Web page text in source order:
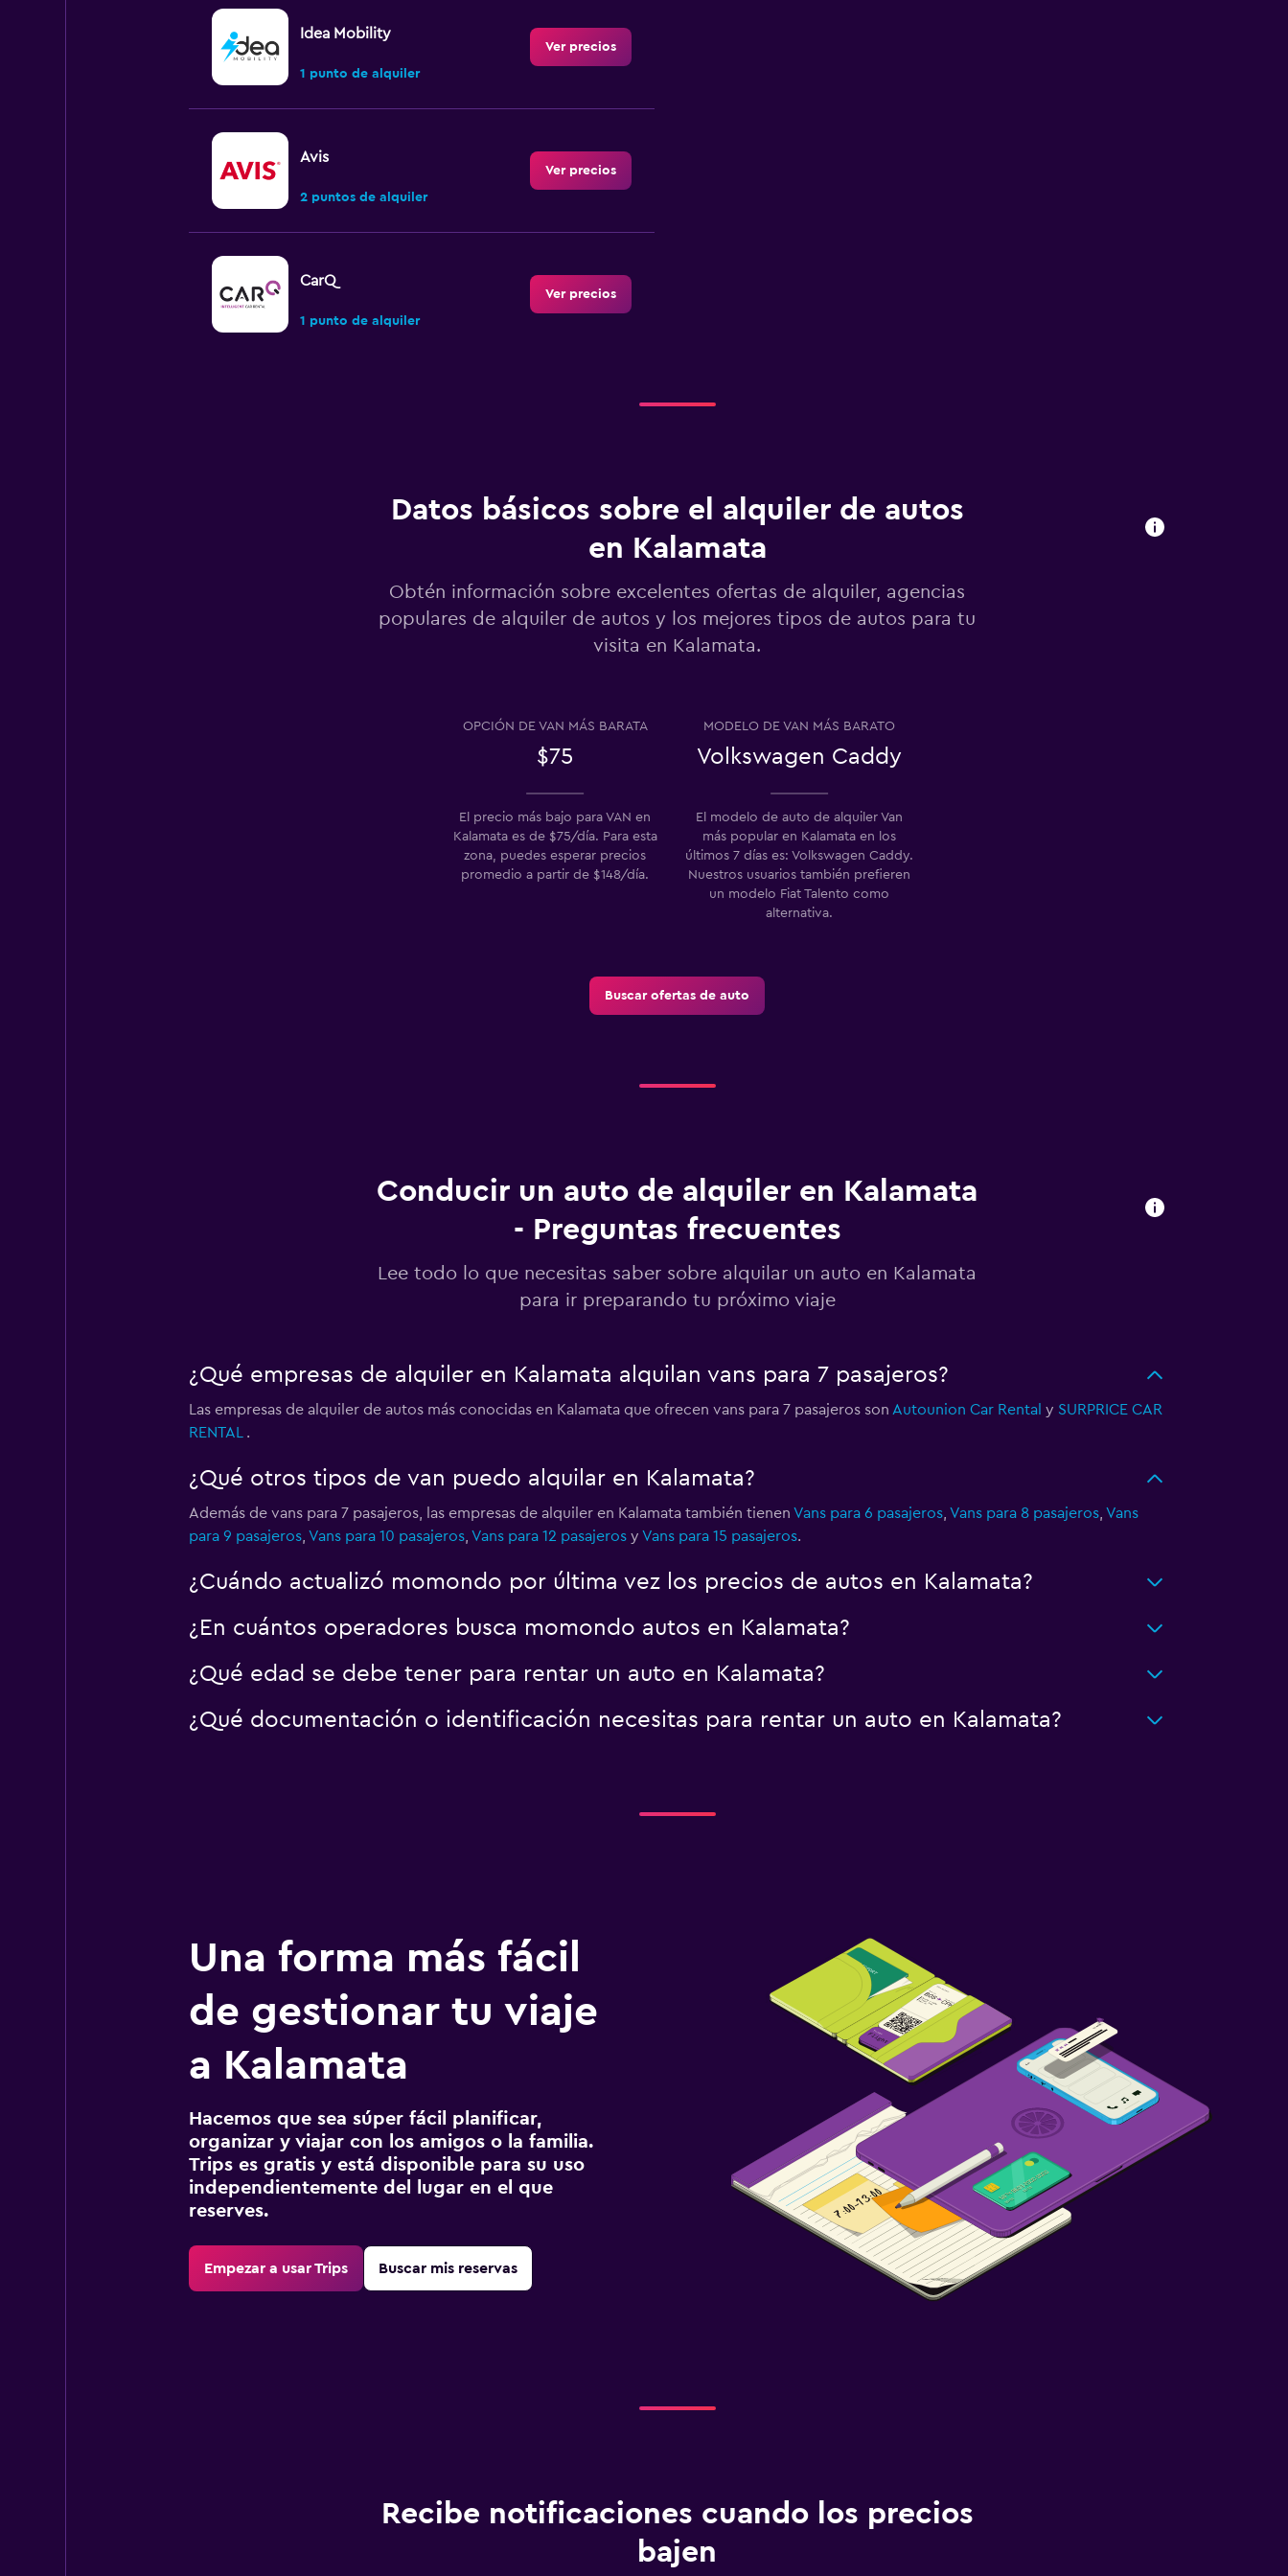
Idea Mobility
1 punto de alquiler
Ver precios
Avis
2 puntos de alquiler
Ver precios
CarQ
1 punto de alquiler
Ver precios
Ver precios
Datos básicos sobre el alquiler de autos
en Kalamata
Obtén información sobre excelentes ofertas de alquiler, agencias
populares de alquiler de autos y los mejores tipos de autos para tu
visita en Kalamata.
OPCIÓN DE VAN MÁS BARATA
$75
MODELO DE VAN MÁS BARATO
Volkswagen Caddy
El precio más bajo para VAN en
Kalamata es de $75/día. Para esta
zona, puedes esperar precios
promedio a partir de $148/día.
El modelo de auto de alquiler Van
más popular en Kalamata en los
últimos 7 días es: Volkswagen Caddy.
Nuestros usuarios también prefieren
un modelo Fiat Talento como
alternativa.
Buscar ofertas de auto
Conducir un auto de alquiler en Kalamata
- Preguntas frecuentes
Lee todo lo que necesitas saber sobre alquilar un auto en Kalamata
para ir preparando tu próximo viaje
¿Qué empresas de alquiler en Kalamata alquilan vans para 7 pasajeros?
Las empresas de alquiler de autos más conocidas en Kalamata que ofrecen vans para 7 pasajeros son Autounion Car Rental y SURPRICE CAR
RENTAL .
¿Qué otros tipos de van puedo alquilar en Kalamata?
Además de vans para 7 pasajeros, las empresas de alquiler en Kalamata también tienen Vans para 6 pasajeros, Vans para 8 pasajeros, Vans
para 9 pasajeros, Vans para 10 pasajeros, Vans para 12 pasajerosy Vans para 15 pasajeros.
¿Cuándo actualizó momondo por última vez los precios de autos en Kalamata?
¿En cuántos operadores busca momondo autos en Kalamata?
¿Qué edad se debe tener para rentar un auto en Kalamata?
¿Qué documentación o identificación necesitas para rentar un auto en Kalamata?
Una forma más fácil
de gestionar tu viaje
a Kalamata
Hacemos que sea súper fácil planificar,
organizar y viajar con los amigos o la familia.
Trips es gratis y está disponible para su uso
independientemente del lugar en el que
reserves.
Empezar a usar Trips Buscar mis reservas
Recibe notificaciones cuando los precios
bajen